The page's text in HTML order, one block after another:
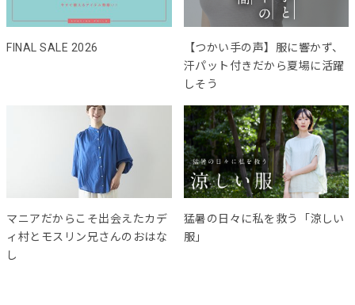
FINAL SALE 2026
【つかい手の声】服に響かず、
汗パット付きだから夏場に活躍
しそう
マニアだからこそ出会えたカデ
ィ村とモスリン兄さんのおはな
し
猛暑の日々に私を救う「涼しい
服」